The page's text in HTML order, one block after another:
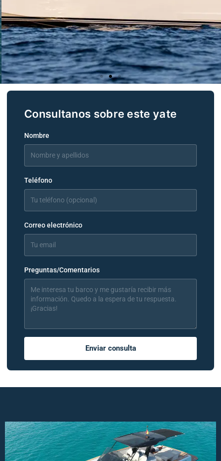
PARD
O 38
Nombre
Teléfono
Correo electrónico
Preguntas/Comentarios
Enviar consulta